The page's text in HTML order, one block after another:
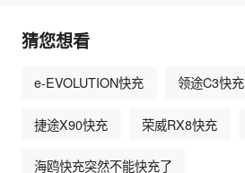
猜您想看
e-EVOLUTION快充 领途C3快充
捷途X90快充 荣威RX8快充
海鸥快充突然不能快充了